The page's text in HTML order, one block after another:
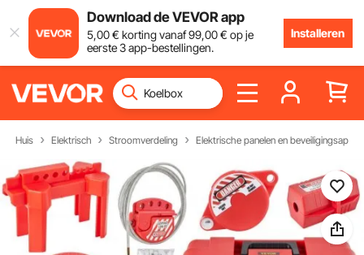
Download de VEVOR app
5,00€ korting vanaf99,00€ op je
eerste 3 app-bestellingen.
Installeren
Huis Elektrisch Stroomverdeling Elektrische panelen en